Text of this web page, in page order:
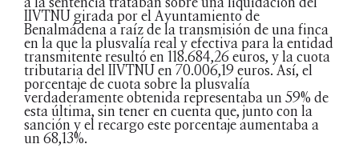
IIVTNU girada por el Ayuntamiento de
Benalmádena a raíz de la transmisión de una finca
en la que la plusvalía real y efectiva para la entidad
transmitente resultó en 118.684,26 euros, y la cuota
tributaria del IIVTNU en 70.006,19 euros. Así, el
porcentaje de cuota sobre la plusvalía
verdaderamente obtenida representaba un 59% de
esta última, sin tener en cuenta que, junto con la
sanción y el recargo este porcentaje aumentaba a
un 68,13%.